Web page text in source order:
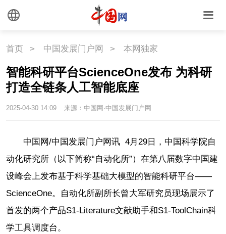
首页 > 中国发展门户网 > 本网独家
智能科研平台ScienceOne发布 为科研
打造全链条人工智能底座
2025-04-30 14:09 来源：中国网·中国发展门户网
中国网/中国发展门户网讯 4月29日，中国科学院自
动化研究所（以下简称“自动化所”）在第八届数字中国建
设峰会上发布基于科学基础大模型的智能科研平台——
ScienceOne。自动化所副所长曾大军研究员现场展示了
首发的两个产品S1-Literature文献助手和S1-ToolChain科
学工具调度台。